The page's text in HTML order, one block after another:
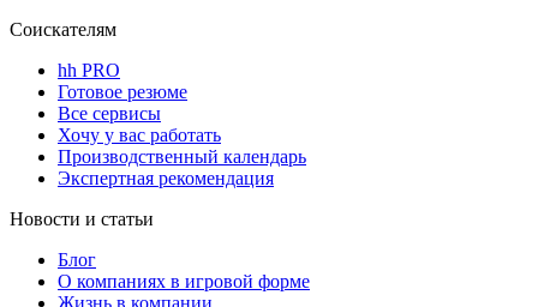
Соискателям
hh PRO
Готовое резюме
Все сервисы
Хочу у вас работать
Производственный календарь
Экспертная рекомендация
Новости и статьи
Блог
О компаниях в игровой форме
Жизнь в компании